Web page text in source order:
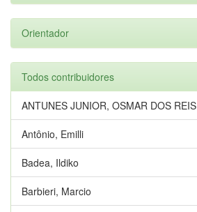
Orientador
Todos contribuidores
ANTUNES JUNIOR, OSMAR DOS REIS
Antônio, Emilli
Badea, Ildiko
Barbieri, Marcio